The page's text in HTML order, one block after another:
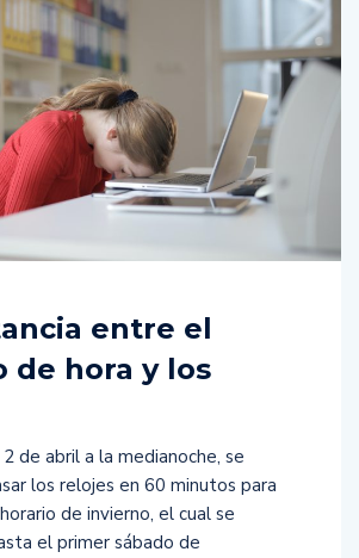
entre el
de hora y los
de abril a la medianoche, se
los relojes en 60 minutos para
de invierno, el cual se
el primer sábado de